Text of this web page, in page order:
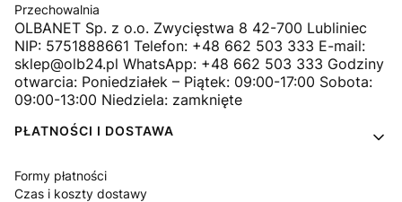
Przechowalnia
OLBANET Sp. z o.o. Zwycięstwa 8 42-700 Lubliniec
NIP: 5751888661 Telefon: +48 662 503 333 E-mail:
sklep@olb24.pl WhatsApp: +48 662 503 333 Godziny
otwarcia: Poniedziałek – Piątek: 09:00-17:00 Sobota:
09:00-13:00 Niedziela: zamknięte
PŁATNOŚCI I DOSTAWA
Formy płatności
Czas i koszty dostawy